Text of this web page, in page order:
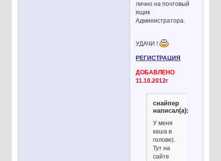
лично на почтовый
ящик
Администратора.
УДАЧИ !
РЕГИСТРАЦИЯ
ДОБАВЛЕНО
11.10.2012г
снайпер
написал(а):
У меня
каша в
голове).
Тут на
сайте